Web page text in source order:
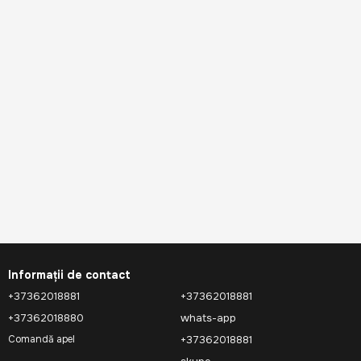
Informații de contact
+37362018881
+37362018880
Comandă apel
+37362018881
whats-app
+37362018881